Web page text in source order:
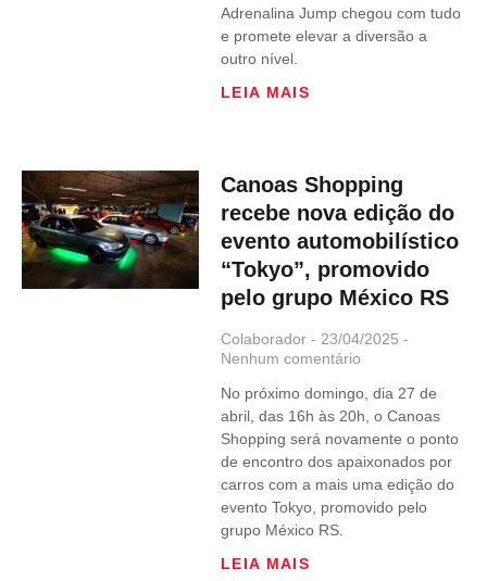
Adrenalina Jump chegou com tudo
e promete elevar a diversão a
outro nível.
LEIA MAIS
Canoas Shopping
recebe nova edição do
evento automobilístico
“Tokyo”, promovido
pelo grupo México RS
Colaborador
23/04/2025
Nenhum comentário
No próximo domingo, dia 27 de
abril, das 16h às 20h, o Canoas
Shopping será novamente o ponto
de encontro dos apaixonados por
carros com a mais uma edição do
evento Tokyo, promovido pelo
grupo México RS.
LEIA MAIS